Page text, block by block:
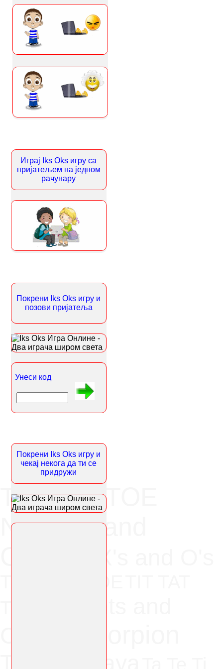
Играј Iks Oks игру са
пријатељем на једном
рачунару
Покрени Iks Oks игру и
позови пријатеља
Унеси код
Покрени Iks Oks игру и
чекај некога да ти се
придружи
TIC TAC TOE
Noughts and